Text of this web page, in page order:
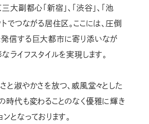
大副都心「新宿」、「渋谷」、「池
トでつながる居住区。ここには、圧倒
信する巨大都市に寄り添いなが
なライフスタイルを実現します。
と淑やかさを放つ、威風堂々とした
時代も変わることのなく優雅に輝き
となっております。